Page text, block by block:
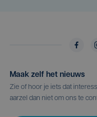
Maak zelf het nieuws
Zie of hoor je iets dat
aarzel dan niet om ons te